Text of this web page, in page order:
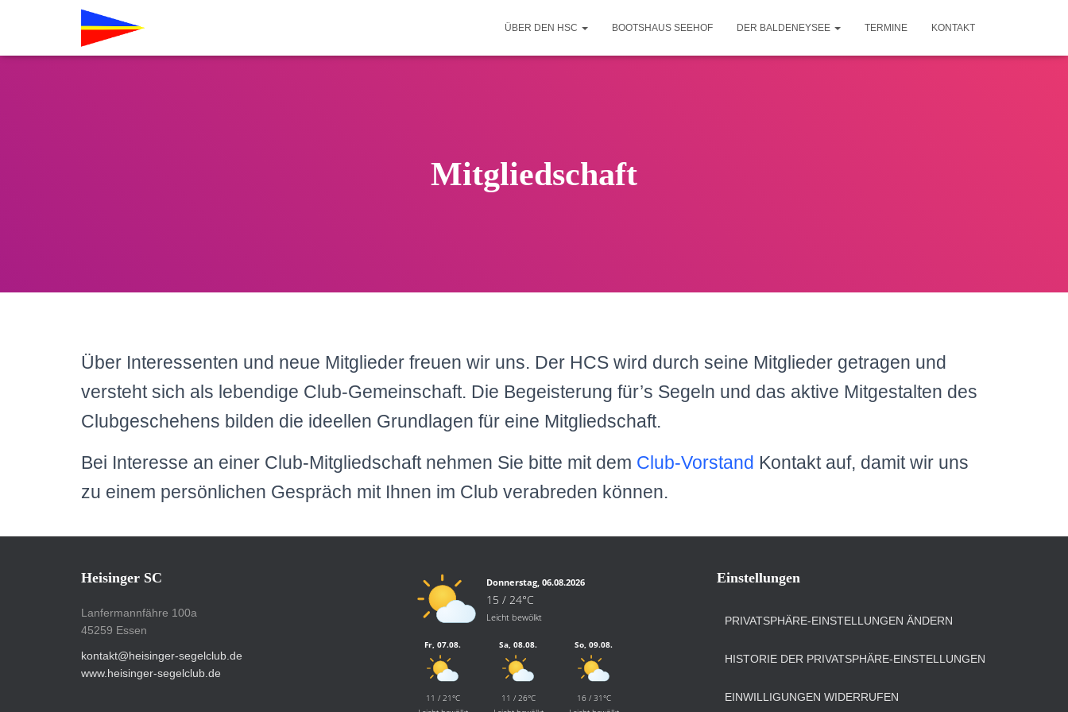
ÜBER DEN HSC BOOTSHAUS SEEHOF DER BALDENEYSEE TERMINE KONTAKT
Mitgliedschaft
Über Interessenten und neue Mitglieder freuen wir uns. Der HCS wird durch seine Mitglieder getragen und
versteht sich als lebendige Club-Gemeinschaft. Die Begeisterung für’s Segeln und das aktive Mitgestalten des
Clubgeschehens bilden die ideellen Grundlagen für eine Mitgliedschaft.
Bei Interesse an einer Club-Mitgliedschaft nehmen Sie bitte mit dem Club-Vorstand Kontakt auf, damit wir uns
zu einem persönlichen Gespräch mit Ihnen im Club verabreden können.
Heisinger SC
Lanfermannfähre 100a
45259 Essen
kontakt@heisinger-segelclub.de
www.heisinger-segelclub.de
Donnerstag, 06.08.2026
15 / 24°C
Leicht bewölkt
Fr, 07.08.
11 / 21°C
Sa, 08.08.
11 / 26°C
So, 09.08.
16 / 31°C
Einstellungen
PRIVATSPHÄRE-EINSTELLUNGEN ÄNDERN
HISTORIE DER PRIVATSPHÄRE-EINSTELLUNGEN
EINWILLIGUNGEN WIDERRUFEN